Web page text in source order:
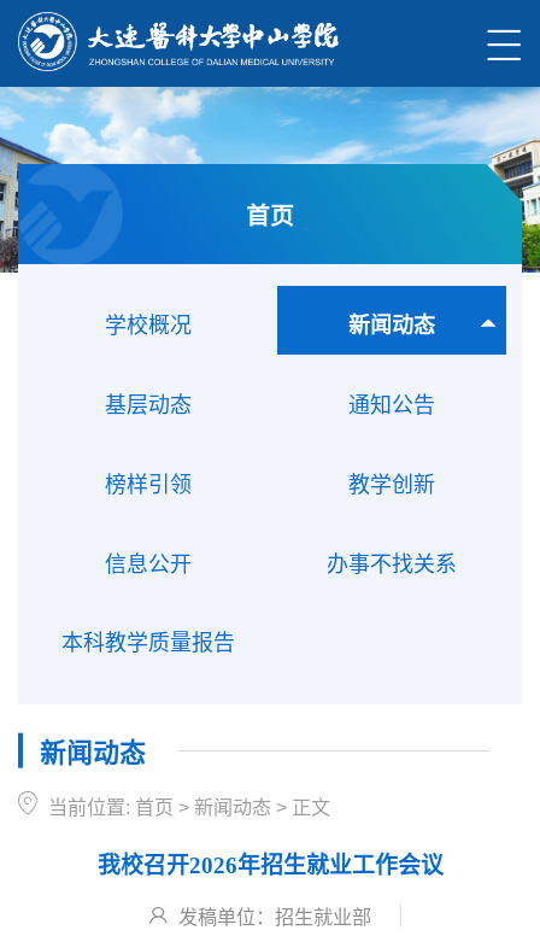
首页
学校概况 新闻动态
基层动态 通知公告
榜样引领 教学创新
信息公开 办事不找关系
本科教学质量报告
新闻动态
当前位置: 首页 >新闻动态 > 正文
我校召开2026年招生就业工作会议
发稿单位：招生就业部